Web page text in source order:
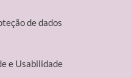
de dados
e Usabilidade